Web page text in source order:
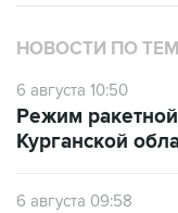
НОВОСТИ ПО
6 августа 10:50
Режим
Курганской
6 августа 09:58